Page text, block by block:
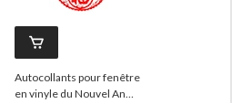
Autocollants pour fenêtre
en vinyle du Nouvel An